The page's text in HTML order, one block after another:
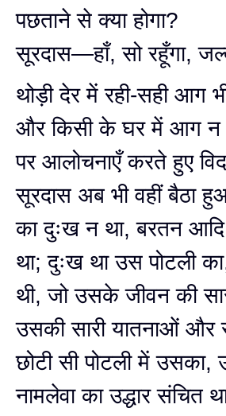
पछताने से क्या होगा?
सूरदास—हाँ, सो रहूँगा,
थोड़ी देर में रही-सही
और किसी के घर में आग न
पर आलोचनाएँ करते हुए
सूरदास अब भी वहीं बैठा
का दुःख न था, बरतन
था; दुःख था उस पोटली
थी, जो उसके जीवन की
उसकी सारी यातनाओं और
छोटी सी पोटली में
नामलेवा का उद्धार